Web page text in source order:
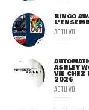
RINGO
ACTU VO
ASHLEY
VIE CHEZ
2026
ACTU VO